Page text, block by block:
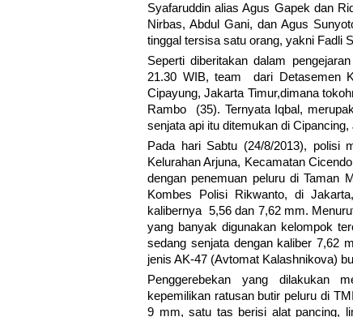
Syafaruddin alias Agus Gapek dan
Nirbas, Abdul Gani, dan Agus
tinggal tersisa satu orang, yakni Fadli
Seperti diberitakan dalam
21.30 WIB, team dari Detasemen
Cipayung, Jakarta Timur,dimana
Rambo (35). Ternyata Iqbal,
senjata api itu ditemukan di
Pada hari Sabtu (24/8/2013), polisi
Kelurahan Arjuna, Kecamatan
dengan penemuan peluru di Taman
Kombes Polisi Rikwanto, di
kalibernya 5,56 dan 7,62 mm.
yang banyak digunakan kelompok
sedang senjata dengan kaliber 7,62
jenis AK-47 (Avtomat Kalashnikova)
Penggerebekan yang dilakukan
kepemilikan ratusan butir peluru di
9 mm, satu tas berisi alat pancing,